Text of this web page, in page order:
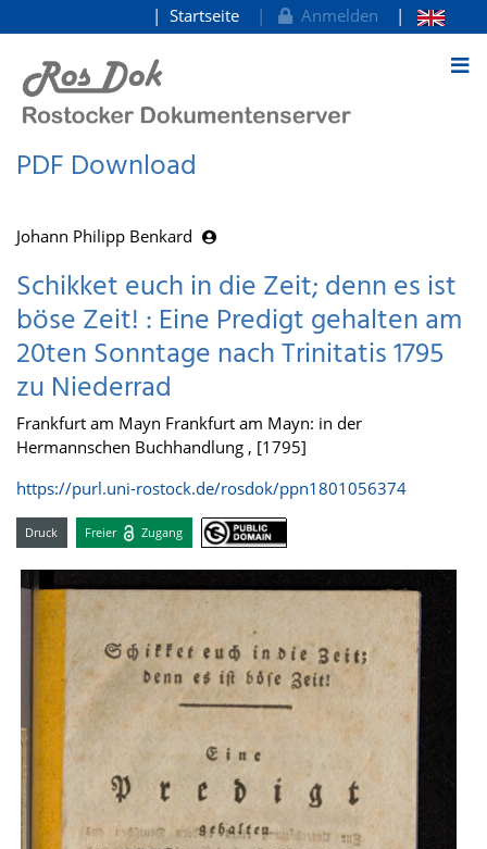
zum Inhalt
Startseite Anmelden
PDF Download
Johann Philipp Benkard
Schikket euch in die Zeit; denn es ist
böse Zeit! : Eine Predigt gehalten am
20ten Sonntage nach Trinitatis 1795
zu Niederrad
Frankfurt am Mayn Frankfurt am Mayn: in der
Hermannschen Buchhandlung , [1795]
https://purl.uni-rostock.de/rosdok/ppn1801056374
Druck Freier Zugang